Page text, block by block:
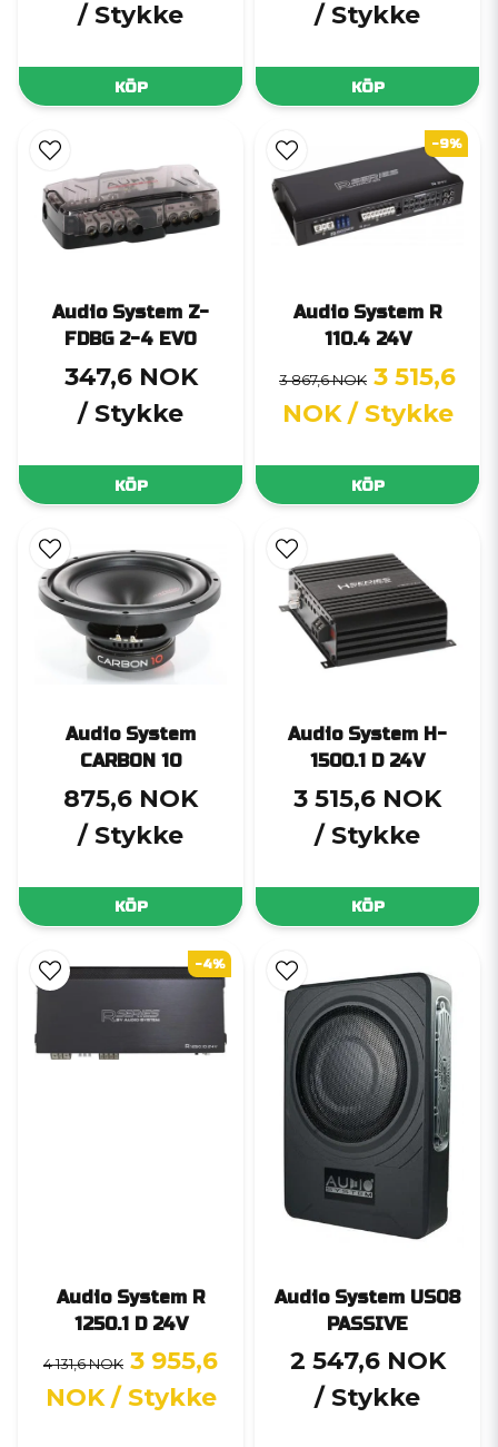
/ Stykke
KÖP
/ Stykke
KÖP
Audio System Z-
FDBG 2-4 EVO
347,6 NOK
/ Stykke
KÖP
Audio System R
110.4 24V
3 867,6 NOK 3 515,6
NOK / Stykke
KÖP
-9%
Audio System
CARBON 10
875,6 NOK
/ Stykke
KÖP
Audio System H-
1500.1 D 24V
3 515,6 NOK
/ Stykke
KÖP
Audio System R
1250.1 D 24V
4 131,6 NOK 3 955,6
NOK / Stykke
-4%
Audio System US08
PASSIVE
2 547,6 NOK
/ Stykke